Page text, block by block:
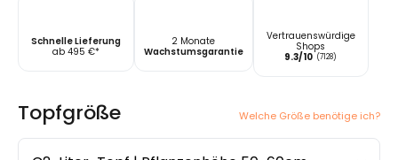
Schnelle Lieferung
ab 495 €*
2 Monate
Wachstumsgarantie
Vertrauenswürdige
Shops
9.3/10 (7128)
Topfgröße Welche Größe benötige ich?